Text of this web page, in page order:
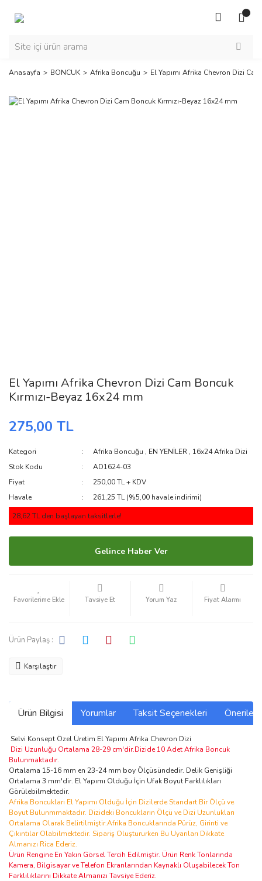
Anasayfa BONCUK Afrika Boncuğu El Yapımı Afrika Chevron Dizi
El Yapımı Afrika Chevron Dizi Cam Boncuk
Kırmızı-Beyaz 16x24 mm
275,00 TL
Kategori Afrika Boncuğu , EN YENİLER , 16x24 Afrika Dizi
Stok Kodu
AD1624-03
Fiyat
250,00 TL + KDV
Havale
261,25 TL (%5,00 havale indirimi)
28,62 TL den başlayan taksitlerle!
Gelince Haber Ver
Tavsiye Et Yorum Yaz Fiyat Alarmı
Ürün Paylaş :
Karşılaştır
Ürün Bilgisi Yorumlar Taksit Seçenekleri
Selvi Konsept Özel Üretim El Yapımı Afrika Chevron Dizi
Dizi Uzunluğu Ortalama 28-29 cm'dir.Dizide 10 Adet Afrika Boncuk
Bulunmaktadır.
Ortalama 15-16 mm en 23-24 mm boy Ölçüsündedir. Delik Genişliği
Ortalama 3 mm'dir. El Yapımı Olduğu İçin Ufak Boyut Farklılıkları
Görülebilmektedir.
Afrika Boncukları El Yapımı Olduğu İçin Dizilerde Standart Bir Ölçü ve
Boyut Bulunmmaktadır. Dizideki Boncukların Ölçü ve Dizi Uzunlukları
Ortalama Olarak Belirtilmiştir.Afrika Boncuklarında Pürüz, Girinti ve
Çıkıntılar Olabilmektedir. Sipariş Oluştururken Bu Uyarıları Dikkate
Almanızı Rica Ederiz.
Ürün Rengine En Yakın Görsel Tercih Edilmiştir. Ürün Renk Tonlarında
Kamera, Bilgisayar ve Telefon Ekranlarından Kaynaklı Oluşabilecek Ton
Farklılıklarını Dikkate Almanızı Tavsiye Ederiz.